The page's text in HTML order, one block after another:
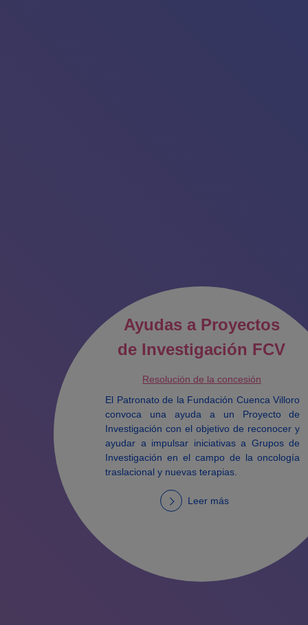
Ayudas a Proyectos
de Investigación FCV
Resolución de la concesión
El Patronato de la Fundación Cuenca Villoro
convoca una ayuda a un Proyecto de
Investigación con el objetivo de reconocer y
ayudar a impulsar iniciativas a Grupos de
Investigación en el campo de la oncología
traslacional y nuevas terapias.
Leer más